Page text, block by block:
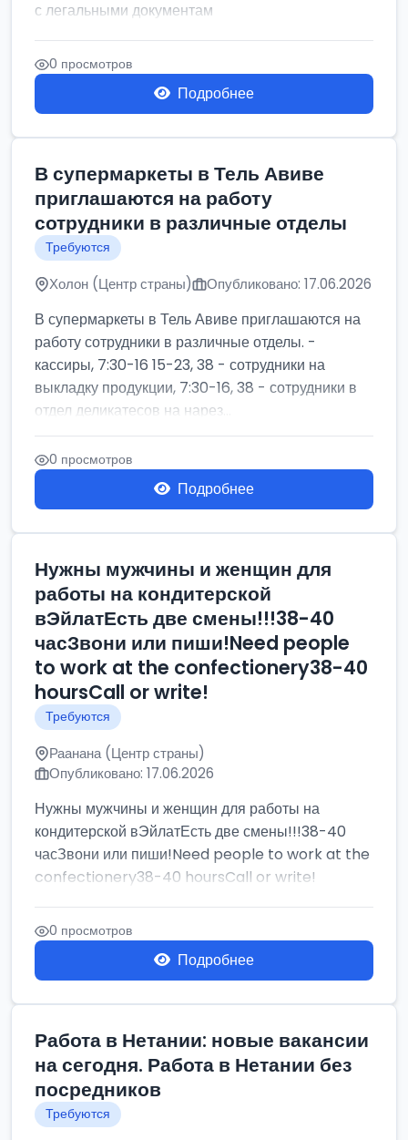
с легальными документам
0 просмотров
Подробнее
В супермаркеты в Тель Авиве
приглашаются на работу
сотрудники в различные отделы
Требуются
Холон (Центр страны) Опубликовано: 17.06.2026
В супермаркеты в Тель Авиве приглашаются на
работу сотрудники в различные отделы. -
кассиры, 7:30-16 15-23, 38 - сотрудники на
выкладку продукции, 7:30-16, 38 - сотрудники в
отдел деликатесов на нарез...
0 просмотров
Подробнее
Нужны мужчины и женщин для
работы на кондитерской
вЭйлатЕсть две смены!!!38-40
часЗвони или пиши!Need people
to work at the confectionery38-40
hoursCall or write!
Требуются
Раанана (Центр страны)
Опубликовано: 17.06.2026
Нужны мужчины и женщин для работы на
кондитерской вЭйлатЕсть две смены!!!38-40
часЗвони или пиши!Need people to work at the
confectionery38-40 hoursCall or write!
0 просмотров
Подробнее
Работа в Нетании: новые вакансии
на сегодня. Работа в Нетании без
посредников
Требуются